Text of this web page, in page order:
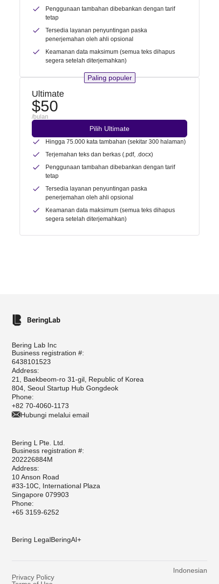
Penggunaan tambahan dibebankan dengan tarif
tetap
Tersedia layanan penyuntingan paska
penerjemahan oleh ahli opsional
Keamanan data maksimum (semua teks dihapus
segera setelah diterjemahkan)
Paling populer
Ultimate
$50
/bulan
Pilih Ultimate
Hingga 75.000 kata tambahan (sekitar 300 halaman)
Terjemahan teks dan berkas (.pdf, .docx)
Penggunaan tambahan dibebankan dengan tarif
tetap
Tersedia layanan penyuntingan paska
penerjemahan oleh ahli opsional
Keamanan data maksimum (semua teks dihapus
segera setelah diterjemahkan)
Bering Lab Inc
Business registration #:
6438101523
Address:
21, Baekbeom-ro 31-gil, Republic of Korea
804, Seoul Startup Hub Gongdeok
Phone:
+82 70-4060-1173
Hubungi melalui email
Bering L Pte. Ltd.
Business registration #:
202226884M
Address:
10 Anson Road
#33-10C, International Plaza
Singapore 079903
Phone:
+65 3159-6252
Bering LegalBeringAI+
Privacy Policy
Indonesian